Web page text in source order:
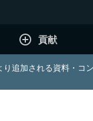
add_circle_outline 貢献
追加される資料・